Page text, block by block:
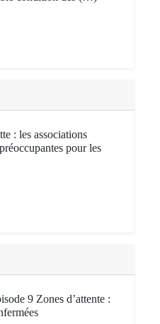
: les associations
pour les
9 Zones d’attente :